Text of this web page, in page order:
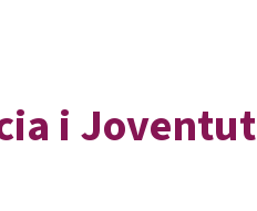
i Joventut